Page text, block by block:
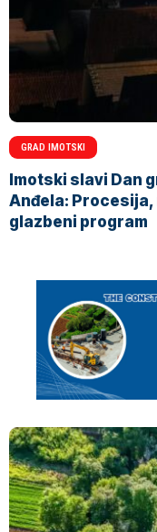
GRAD IMOTSKI
Imotski slavi Dan
Anđela: Procesija,
glazbeni program